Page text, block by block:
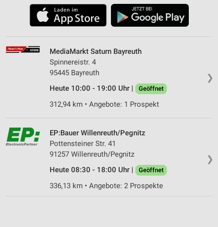
❯
MediaMarkt Saturn Bayreuth
Spinnereistr. 4
95445 Bayreuth
Heute 10:00 - 19:00 Uhr |
Geöffnet
312,94 km • Angebote: 1 Prospekt
❯
EP:Bauer Willenreuth/Pegnitz
Pottensteiner Str. 41
91257 Willenreuth/Pegnitz
Heute 08:30 - 18:00 Uhr |
Geöffnet
336,13 km • Angebote: 2 Prospekte